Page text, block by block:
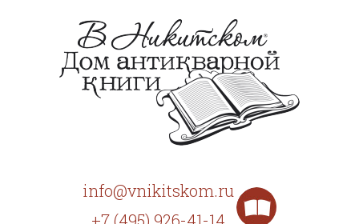
info@vnikitskom.ru